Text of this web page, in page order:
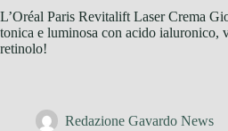
L’Oréal Paris Revitalift Laser Crema
tonica e luminosa con acido ialuronico,
retinolo!
Redazione Gavardo News